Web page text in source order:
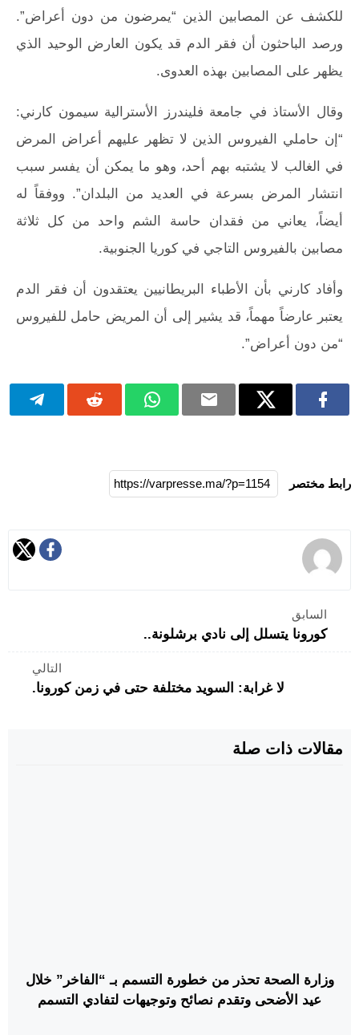
للكشف عن المصابين الذين “يمرضون من دون أعراض”.
ورصد الباحثون أن فقر الدم قد يكون العارض الوحيد الذي
يظهر على المصابين بهذه العدوى.
وقال الأستاذ في جامعة فليندرز الأسترالية سيمون كارني:
“إن حاملي الفيروس الذين لا تظهر عليهم أعراض المرض
في الغالب لا يشتبه بهم أحد، وهو ما يمكن أن يفسر سبب
انتشار المرض بسرعة في العديد من البلدان”. ووفقاً له
أيضاً، يعاني من فقدان حاسة الشم واحد من كل ثلاثة
مصابين بالفيروس التاجي في كوريا الجنوبية.
وأفاد كارني بأن الأطباء البريطانيين يعتقدون أن فقر الدم
يعتبر عارضاً مهماً، قد يشير إلى أن المريض حامل للفيروس
“من دون أعراض”.
رابط مختصر
السابق
كورونا يتسلل إلى نادي برشلونة..
التالي
لا غرابة: السويد مختلفة حتى في زمن كورونا.
مقالات ذات صلة
وزارة الصحة تحذر من خطورة التسمم بـ “الفاخر” خلال
عيد الأضحى وتقدم نصائح وتوجيهات لتفادي التسمم